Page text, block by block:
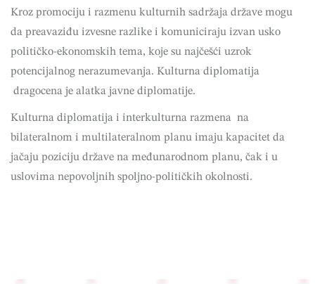
Kroz promociju i razmenu kulturnih sadržaja države mogu
da preavaziđu izvesne razlike i komuniciraju izvan usko
političko-ekonomskih tema, koje su najčešći uzrok
potencijalnog nerazumevanja. Kulturna diplomatija
dragocena je alatka javne diplomatije.
Kulturna diplomatija i interkulturna razmena na
bilateralnom i multilateralnom planu imaju kapacitet da
jačaju poziciju države na međunarodnom planu, čak i u
uslovima nepovoljnih spoljno-političkih okolnosti.